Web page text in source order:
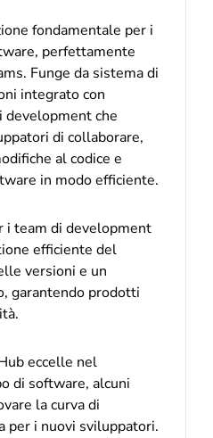
fondamentale per i
perfettamente
Funge da sistema di
integrato con
development che
di collaborare,
al codice e
in modo efficiente.
i team di development
efficiente del
versioni e un
garantendo prodotti
eccelle nel
di software, alcuni
la curva di
per i nuovi sviluppatori.